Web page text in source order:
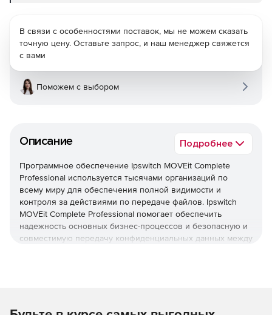
Описание Подробнее
Программное обеспечение Ipswitch MOVEit Complete
Professional используется тысячами организаций по
всему миру для обеспечения полной видимости и
контроля за действиями по передаче файлов. Ipswitch
MOVEit Complete Professional помогает обеспечить
надежность основных бизнес-процессов и безопасную и
совместимую передачу конфиденциальных данных между
Основные преимущества Ipswitch MOVEit:
В связи с особенностями поставок, мы не можем сказать
точную цену. Оставьте запрос, и наш менеджер свяжется
с вами
Поможем с выбором